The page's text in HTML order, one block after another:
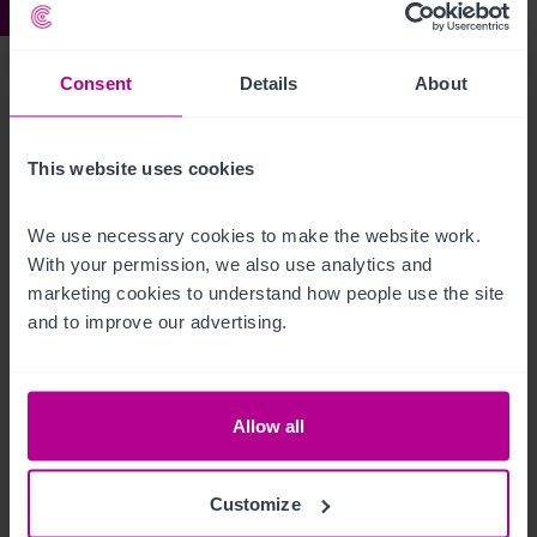
Consent Details About
This website uses cookies
We use necessary cookies to make the website work.
With your permission, we also use analytics and
marketing cookies to understand how people use the site
and to improve our advertising.
Allow all
Customize
Ref:
Brechins Bar
Brechins Bar
Partager par email